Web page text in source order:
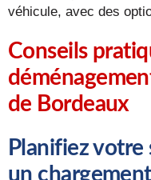
véhicule, avec des
Conseils
de Bordeaux
Planifiez
un